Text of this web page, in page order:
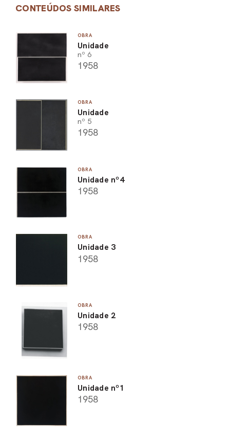
CONTEÚDOS SIMILARES
OBRA
Unidade
nº 6
1958
OBRA
Unidade
nº 5
1958
OBRA
Unidade nº4
1958
OBRA
Unidade 3
1958
OBRA
Unidade 2
1958
OBRA
Unidade nº1
1958